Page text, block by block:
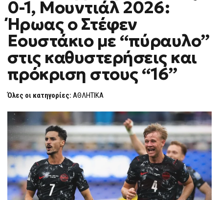
0-
1,
ΜΟΥΝΤΙΆΛ
2026:
ΉΡΩΑΣ
Ο
ΕΟΥΣΤΆΚΙΟ
“ΠΎΡΑΥΛΟ”
ΣΤΙΣ
ΣΤΟΥΣ
0-1, Μουντιάλ 2026:
Ήρωας ο Στέφεν
Εουστάκιο με “πύραυλο”
στις καθυστερήσεις και
πρόκριση στους “16”
Όλες οι κατηγορίες: ΑΘΛΗΤΙΚΑ